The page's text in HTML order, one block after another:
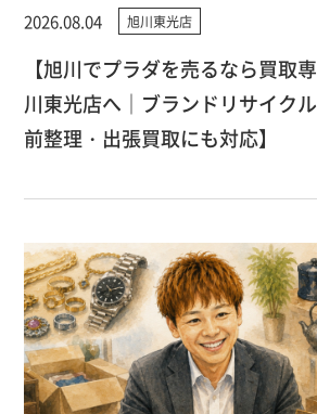
2026.08.04 旭川東光店
【旭川でプラダを売るなら買取
川東光店へ｜ブランドリサイク
前整理・出張買取にも対応】